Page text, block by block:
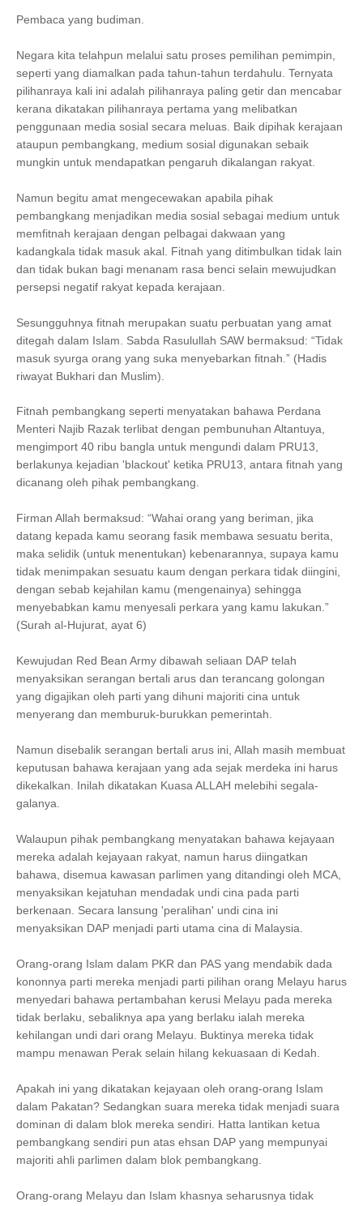
Pembaca yang budiman.
Negara kita telahpun melalui satu proses pemilihan pemimpin,
seperti yang diamalkan pada tahun-tahun terdahulu. Ternyata
pilihanraya kali ini adalah pilihanraya paling getir dan mencabar
kerana dikatakan pilihanraya pertama yang melibatkan
penggunaan media sosial secara meluas. Baik dipihak kerajaan
ataupun pembangkang, medium sosial digunakan sebaik
mungkin untuk mendapatkan pengaruh dikalangan rakyat.
Namun begitu amat mengecewakan apabila pihak
pembangkang menjadikan media sosial sebagai medium untuk
memfitnah kerajaan dengan pelbagai dakwaan yang
kadangkala tidak masuk akal. Fitnah yang ditimbulkan tidak lain
dan tidak bukan bagi menanam rasa benci selain mewujudkan
persepsi negatif rakyat kepada kerajaan.
Sesungguhnya fitnah merupakan suatu perbuatan yang amat
ditegah dalam Islam. Sabda Rasulullah SAW bermaksud: “Tidak
masuk syurga orang yang suka menyebarkan fitnah.” (Hadis
riwayat Bukhari dan Muslim).
Fitnah pembangkang seperti menyatakan bahawa Perdana
Menteri Najib Razak terlibat dengan pembunuhan Altantuya,
mengimport 40 ribu bangla untuk mengundi dalam PRU13,
berlakunya kejadian 'blackout' ketika PRU13, antara fitnah yang
dicanang oleh pihak pembangkang.
Firman Allah bermaksud: “Wahai orang yang beriman, jika
datang kepada kamu seorang fasik membawa sesuatu berita,
maka selidik (untuk menentukan) kebenarannya, supaya kamu
tidak menimpakan sesuatu kaum dengan perkara tidak diingini,
dengan sebab kejahilan kamu (mengenainya) sehingga
menyebabkan kamu menyesali perkara yang kamu lakukan.”
(Surah al-Hujurat, ayat 6)
Kewujudan Red Bean Army dibawah seliaan DAP telah
menyaksikan serangan bertali arus dan terancang golongan
yang digajikan oleh parti yang dihuni majoriti cina untuk
menyerang dan memburuk-burukkan pemerintah.
Namun disebalik serangan bertali arus ini, Allah masih membuat
keputusan bahawa kerajaan yang ada sejak merdeka ini harus
dikekalkan. Inilah dikatakan Kuasa ALLAH melebihi segala-
galanya.
Walaupun pihak pembangkang menyatakan bahawa kejayaan
mereka adalah kejayaan rakyat, namun harus diingatkan
bahawa, disemua kawasan parlimen yang ditandingi oleh MCA,
menyaksikan kejatuhan mendadak undi cina pada parti
berkenaan. Secara lansung 'peralihan' undi cina ini
menyaksikan DAP menjadi parti utama cina di Malaysia.
Orang-orang Islam dalam PKR dan PAS yang mendabik dada
kononnya parti mereka menjadi parti pilihan orang Melayu harus
menyedari bahawa pertambahan kerusi Melayu pada mereka
tidak berlaku, sebaliknya apa yang berlaku ialah mereka
kehilangan undi dari orang Melayu. Buktinya mereka tidak
mampu menawan Perak selain hilang kekuasaan di Kedah.
Apakah ini yang dikatakan kejayaan oleh orang-orang Islam
dalam Pakatan? Sedangkan suara mereka tidak menjadi suara
dominan di dalam blok mereka sendiri. Hatta lantikan ketua
pembangkang sendiri pun atas ehsan DAP yang mempunyai
majoriti ahli parlimen dalam blok pembangkang.
Orang-orang Melayu dan Islam khasnya seharusnya tidak